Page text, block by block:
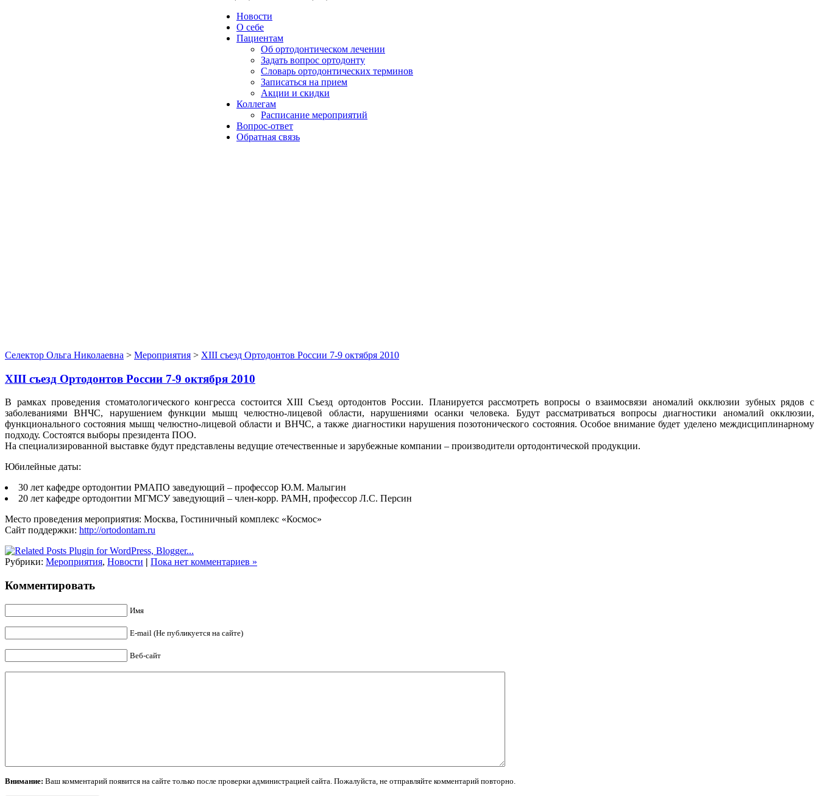
Новости
О себе
Пациентам
Об ортодонтическом лечении
Задать вопрос ортодонту
Словарь ортодонтических терминов
Записаться на прием
Акции и скидки
Коллегам
Расписание мероприятий
Вопрос-ответ
Обратная связь
Селектор Ольга Николаевна > Мероприятия > XIII съезд Ортодонтов России 7-9 октября 2010
XIII съезд Ортодонтов России 7-9 октября 2010
В рамках проведения стоматологического конгресса состоится XIII Съезд ортодонтов России. Планируется рассмотреть вопросы о взаимосвязи аномалий окклюзии зубных рядов с
заболеваниями ВНЧС, нарушением функции мышц челюстно-лицевой области, нарушениями осанки человека. Будут рассматриваться вопросы диагностики аномалий окклюзии,
функционального состояния мышц челюстно-лицевой области и ВНЧС, а также диагностики нарушения позотонического состояния. Особое внимание будет уделено междисциплинарному
подходу. Состоятся выборы президента ПОО.
На специализированной выставке будут представлены ведущие отечественные и зарубежные компании – производители ортодонтической продукции.
Юбилейные даты:
30 лет кафедре ортодонтии РМАПО заведующий – профессор Ю.М. Малыгин
20 лет кафедре ортодонтии МГМСУ заведующий – член-корр. РАМН, профессор Л.С. Персин
Место проведения мероприятия: Москва, Гостиничный комплекс «Космос»
Сайт поддержки: http://ortodontam.ru
Рубрики: Мероприятия, Новости | Пока нет комментариев »
Комментировать
Имя
E-mail (Не публикуется на сайте)
Веб-сайт
Внимание: Ваш комментарий появится на сайте только после проверки администрацией сайта. Пожалуйста, не отправляйте комментарий повторно.